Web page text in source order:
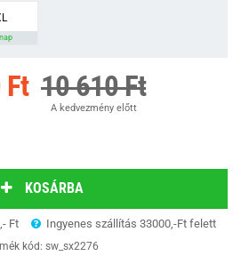
Ft 10 610 Ft
A kedvezmény előtt
KOSÁRBA
Ft Ingyenes szállítás 33000,-Ft felett
kód: sw_sx2276